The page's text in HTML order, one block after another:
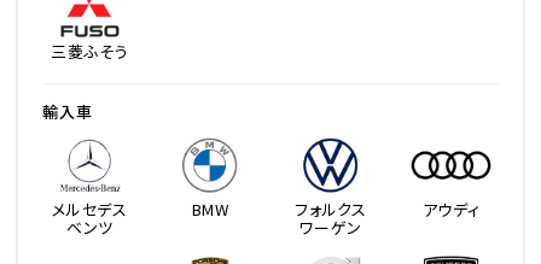
三菱ふそう
輸入車
メルセデス
ベンツ
BMW フォルクス
ワーゲン
アウディ